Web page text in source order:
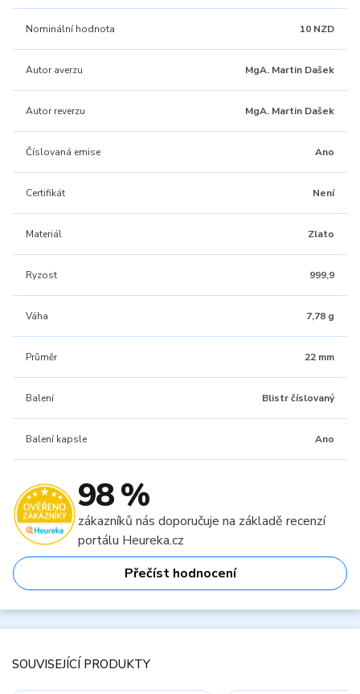
Nominální hodnota 10 NZD
Autor averzu MgA. Martin Dašek
Autor reverzu MgA. Martin Dašek
Číslovaná emise Ano
Certifikát Není
Materiál Zlato
Ryzost 999,9
Váha 7,78 g
Průměr 22 mm
Balení Blistr číslovaný
Balení kapsle Ano
98 %
zákazníků nás doporučuje na základě recenzí
portálu Heureka.cz
Přečíst hodnocení
SOUVISEJÍCÍ PRODUKTY